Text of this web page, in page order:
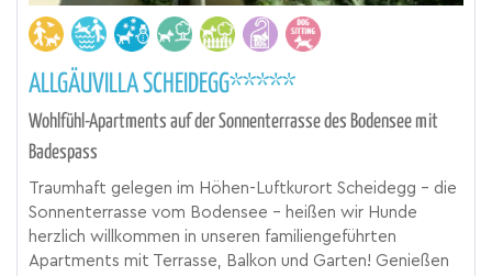
ALLGÄUVILLA SCHEIDEGG*****
Wohlfühl-Apartments auf der Sonnenterrasse des Bodensee mit
Badespass
Traumhaft gelegen im Höhen-Luftkurort Scheidegg - die
Sonnenterrasse vom Bodensee - heißen wir Hunde
herzlich willkommen in unseren familiengeführten
Apartments mit Terrasse, Balkon und Garten! Genießen